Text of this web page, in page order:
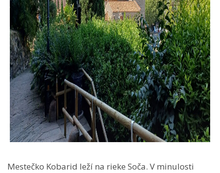
Mestečko Kobarid leží na rieke Soča. V minulosti